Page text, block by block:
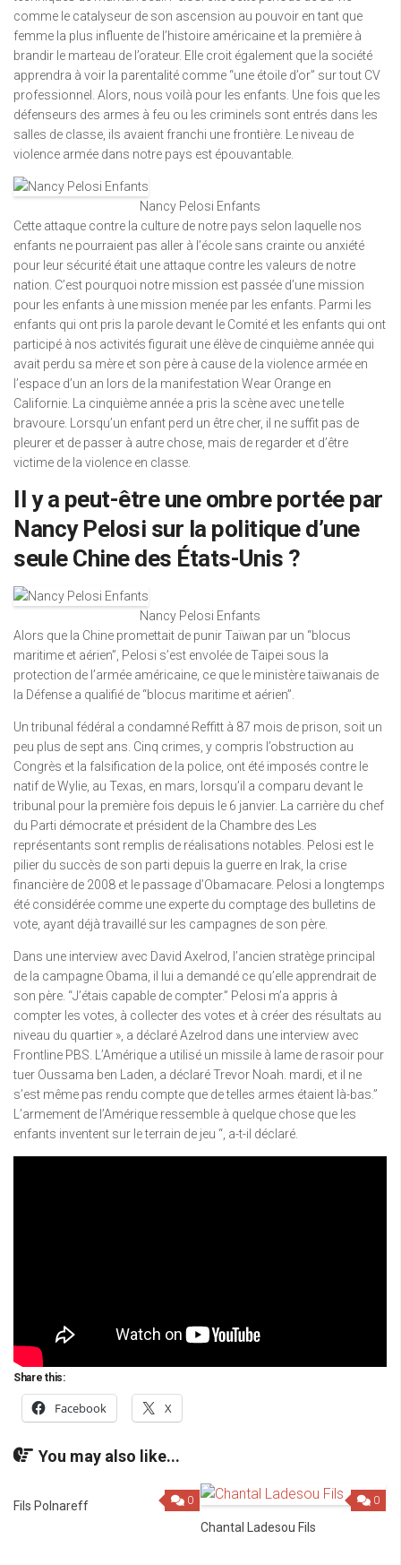
comme le catalyseur de son ascension au pouvoir en tant que
femme la plus influente de l’histoire américaine et la première à
brandir le marteau de l’orateur. Elle croit également que la société
apprendra à voir la parentalité comme “une étoile d’or” sur tout CV
professionnel. Alors, nous voilà pour les enfants. Une fois que les
défenseurs des armes à feu ou les criminels sont entrés dans les
salles de classe, ils avaient franchi une frontière. Le niveau de
violence armée dans notre pays est épouvantable.
Nancy Pelosi Enfants
Cette attaque contre la culture de notre pays selon laquelle nos
enfants ne pourraient pas aller à l’école sans crainte ou anxiété
pour leur sécurité était une attaque contre les valeurs de notre
nation. C’est pourquoi notre mission est passée d’une mission
pour les enfants à une mission menée par les enfants. Parmi les
enfants qui ont pris la parole devant le Comité et les enfants qui ont
participé à nos activités figurait une élève de cinquième année qui
avait perdu sa mère et son père à cause de la violence armée en
l’espace d’un an lors de la manifestation Wear Orange en
Californie. La cinquième année a pris la scène avec une telle
bravoure. Lorsqu’un enfant perd un être cher, il ne suffit pas de
pleurer et de passer à autre chose, mais de regarder et d’être
victime de la violence en classe.
Il y a peut-être une ombre portée par
Nancy Pelosi sur la politique d’une
seule Chine des États-Unis ?
Nancy Pelosi Enfants
Alors que la Chine promettait de punir Taïwan par un “blocus
maritime et aérien”, Pelosi s’est envolée de Taipei sous la
protection de l’armée américaine, ce que le ministère taïwanais de
la Défense a qualifié de “blocus maritime et aérien”.
Un tribunal fédéral a condamné Reffitt à 87 mois de prison, soit un
peu plus de sept ans. Cinq crimes, y compris l’obstruction au
Congrès et la falsification de la police, ont été imposés contre le
natif de Wylie, au Texas, en mars, lorsqu’il a comparu devant le
tribunal pour la première fois depuis le 6 janvier. La carrière du chef
du Parti démocrate et président de la Chambre des Les
représentants sont remplis de réalisations notables. Pelosi est le
pilier du succès de son parti depuis la guerre en Irak, la crise
financière de 2008 et le passage d’Obamacare. Pelosi a longtemps
été considérée comme une experte du comptage des bulletins de
vote, ayant déjà travaillé sur les campagnes de son père.
Dans une interview avec David Axelrod, l’ancien stratège principal
de la campagne Obama, il lui a demandé ce qu’elle apprendrait de
son père. “J’étais capable de compter.” Pelosi m’a appris à
compter les votes, à collecter des votes et à créer des résultats au
niveau du quartier », a déclaré Azelrod dans une interview avec
Frontline PBS. L’Amérique a utilisé un missile à lame de rasoir pour
tuer Oussama ben Laden, a déclaré Trevor Noah. mardi, et il ne
s’est même pas rendu compte que de telles armes étaient là-bas.”
L’armement de l’Amérique ressemble à quelque chose que les
enfants inventent sur le terrain de jeu “, a-t-il déclaré.
Share this:
Facebook X
You may also like...
0
Fils Polnareff 0
Chantal Ladesou Fils